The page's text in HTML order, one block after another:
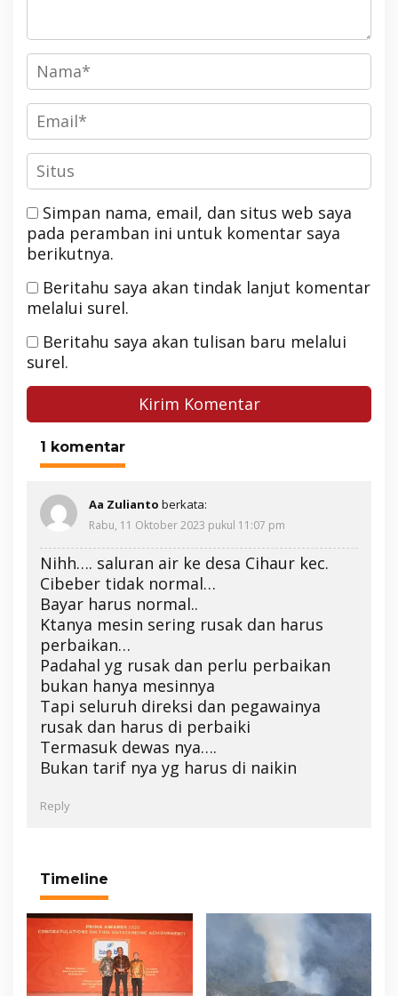
Simpan nama, email, dan situs web saya
pada peramban ini untuk komentar saya
berikutnya.
Beritahu saya akan tindak lanjut komentar
melalui surel.
Beritahu saya akan tulisan baru melalui
surel.
1 komentar
Aa Zulianto berkata:
Rabu, 11 Oktober 2023 pukul 11:07 pm
Nihh…. saluran air ke desa Cihaur kec.
Cibeber tidak normal…
Bayar harus normal..
Ktanya mesin sering rusak dan harus
perbaikan…
Padahal yg rusak dan perlu perbaikan
bukan hanya mesinnya
Tapi seluruh direksi dan pegawainya
rusak dan harus di perbaiki
Termasuk dewas nya….
Bukan tarif nya yg harus di naikin
Reply
Timeline